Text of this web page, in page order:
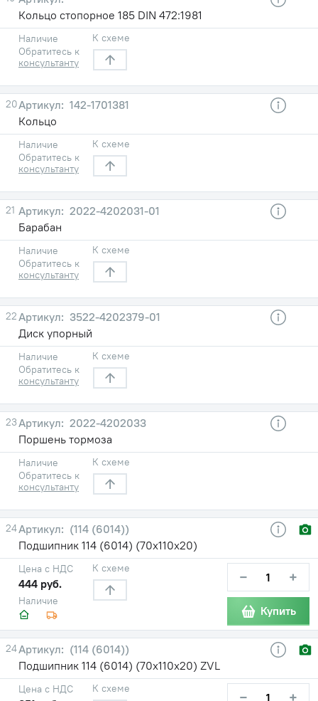
Кольцо стопорное 185 DIN 472:1981
Наличие
Обратитесь к
консультанту
К схеме
20
142-1701381
Кольцо
Наличие
Обратитесь к
консультанту
К схеме
21
2022-4202031-01
Барабан
Наличие
Обратитесь к
консультанту
К схеме
22
3522-4202379-01
Диск упорный
Наличие
Обратитесь к
консультанту
К схеме
23
2022-4202033
Поршень тормоза
Наличие
Обратитесь к
консультанту
К схеме
24
(114 (6014))
Подшипник 114 (6014) (70х110х20)
Наличие
Цена с НДС
444 руб.
К схеме − +
Купить
24
(114 (6014))
Подшипник 114 (6014) (70х110х20) ZVL
Цена с НДС К схеме − +